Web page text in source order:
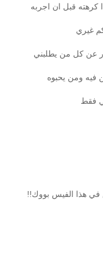
كرهته قبل ان اجربه
غيري
عن كل من يطلبني
فيه ومن يحبوه
فقط
في هذا الفيس بووك!!